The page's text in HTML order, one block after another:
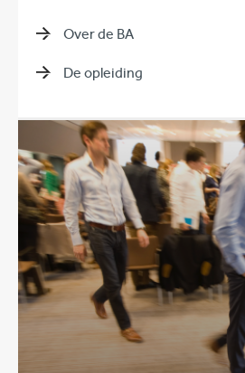
Over de BA
De opleiding